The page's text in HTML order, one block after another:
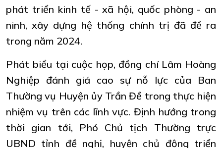
phát triển kinh tế - xã hội, quốc phòng - an
ninh, xây dựng hệ thống chính trị đã đề ra
trong năm 2024.
Phát biểu tại cuộc họp, đồng chí Lâm Hoàng
Nghiệp đánh giá cao sự nỗ lực của Ban
Thường vụ Huyện ủy Trần Đề trong thực hiện
nhiệm vụ trên các lĩnh vực. Định hướng trong
thời gian tới, Phó Chủ tịch Thường trực
UBND tỉnh đề nghị, huyện chủ động triển